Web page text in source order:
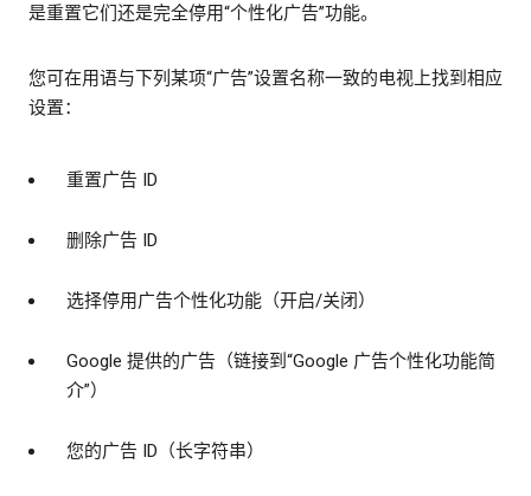
是重置它们还是完全停用“个性化广告”功能。
您可在用语与下列某项“广告”设置名称一致的电视上找到相应
设置：
重置广告 ID
删除广告 ID
选择停用广告个性化功能（开启/关闭）
Google 提供的广告（链接到“Google 广告个性化功能简
介”）
您的广告 ID（长字符串）